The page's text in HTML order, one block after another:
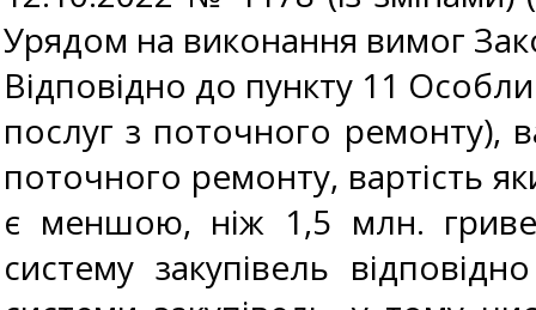
Урядом на виконання вимог
Відповідно до пункту 11
послуг з поточного ремонту),
поточного ремонту, вартість
є меншою, ніж 1,5 млн.
систему закупівель